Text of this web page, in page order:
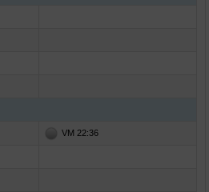
VM 22:36